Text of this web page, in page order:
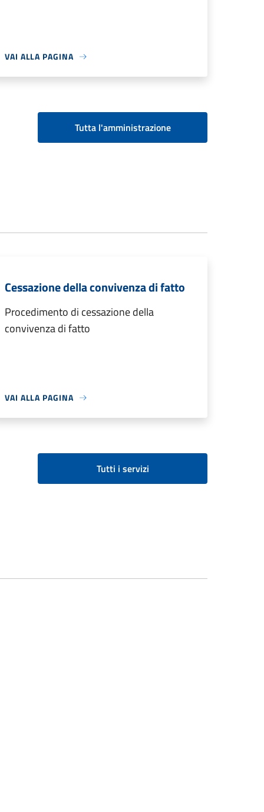
VAI ALLA PAGINA
Tutta l'amministrazione
Cessazione della convivenza di fatto
Procedimento di cessazione della
convivenza di fatto
VAI ALLA PAGINA
Tutti i servizi